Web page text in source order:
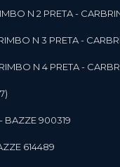
N 2 PRETA -
N 3 PRETA -
N 4 PRETA -
BAZZE 900319
614489